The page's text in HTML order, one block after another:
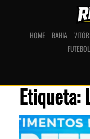
HOME BAHIA
Etiqueta: